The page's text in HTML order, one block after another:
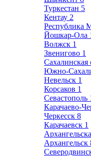
Туркестан 5
Кентау 2
Республика
Йошкар-Ола
Волжск 1
Звенигово 1
Сахалинская
Южно-
Невельск 1
Корсаков 1
Севастополь
Карачаево-
Черкесск 8
Карачаевск 1
Архангельск